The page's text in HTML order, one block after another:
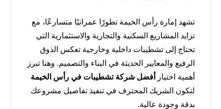
تشهد إمارة رأس الخيمة تطورًا عمرانيًا متسارعًا، مع
تزايد المشاريع السكنية والتجارية والاستثمارية التي
تحتاج إلى تشطيبات داخلية وخارجية تعكس الذوق
الرفيع والمعايير الحديثة في البناء والتصميم. وهنا تبرز
أهمية اختيار
أفضل شركة تشطيبات في رأس الخيمة
لتكون الشريك المحترف في تنفيذ تفاصيل مشروعك
بدقة وجودة عالية.